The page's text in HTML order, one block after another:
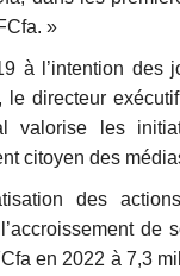
»
à l’intention des
le directeur
valorise les
citoyen des
des
de
en 2022 à 7,3